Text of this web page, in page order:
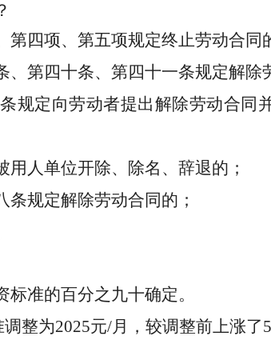
第四项、第五项规定终止劳动合同
第四十条、第四十一条规定解除
规定向劳动者提出解除劳动合同
人单位开除、除名、辞退的；
规定解除劳动合同的；
准的百分之九十确定。
整为2025元/月，较调整前上涨了